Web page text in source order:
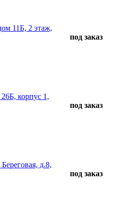
11Б, 2 этаж,
под заказ
корпус 1,
под заказ
д.8,
под заказ